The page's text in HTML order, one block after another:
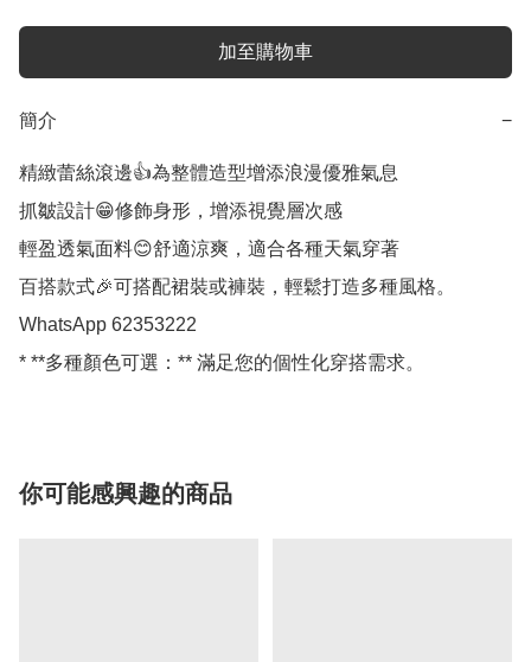
加至購物車
簡介 −
精緻蕾絲滾邊👍為整體造型增添浪漫優雅氣息
抓皺設計😁修飾身形，增添視覺層次感
輕盈透氣面料😊舒適涼爽，適合各種天氣穿著
百搭款式🎉可搭配裙裝或褲裝，輕鬆打造多種風格。
WhatsApp 62353222
* **多種顏色可選：** 滿足您的個性化穿搭需求。
你可能感興趣的商品